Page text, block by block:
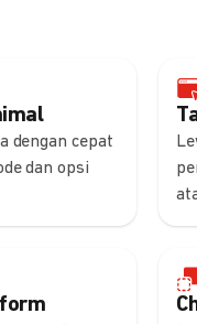
dengan cepat
dan opsi